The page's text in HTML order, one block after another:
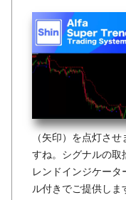
（矢印）を点灯さ
すね。シグナルの取
レンドインジケー
ル付きでご提供しま